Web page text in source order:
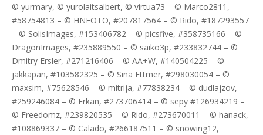
© yurmary, © yurolaitsalbert, © virtua73 – © Marco2811,
#58754813 – © HNFOTO, #207817564 – © Rido, #187293557
– © SolisImages, #153406782 – © picsfive, #358735166 – ©
DragonImages, #235889550 – © saiko3p, #233832744 – ©
Dmitry Ersler, #271216406 – © AA+W, #140504225 – ©
jakkapan, #103582325 – © Sina Ettmer, #298030054 – ©
maxsim, #75628546 – © mitrija, #77838234 – © dudlajzov,
#259246084 – © Erkan, #273706414 – © sepy #126934219 –
© Freedomz, #239820535 – © Rido, #273670011 – © hanack,
#108869337 – © Calado, #266187511 – © snowing12,